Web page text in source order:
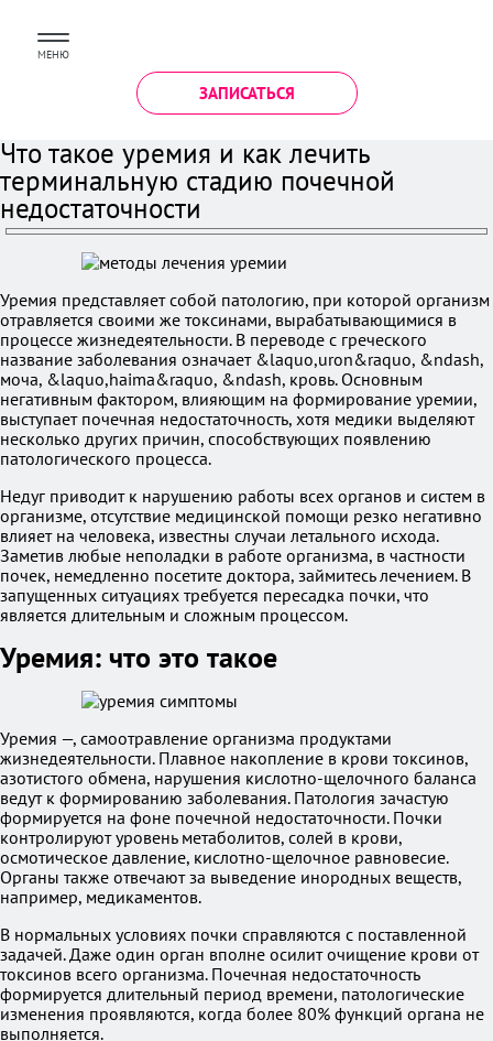
МЕНЮ
ЗАПИСАТЬСЯ
Что такое уремия и как лечить
терминальную стадию почечной
недостаточности
Уремия представляет собой патологию, при которой организм
отравляется своими же токсинами, вырабатывающимися в
процессе жизнедеятельности. В переводе с греческого
название заболевания означает &laquo,uron&raquo, &ndash,
моча, &laquo,haima&raquo, &ndash, кровь. Основным
негативным фактором, влияющим на формирование уремии,
выступает почечная недостаточность, хотя медики выделяют
несколько других причин, способствующих появлению
патологического процесса.
Недуг приводит к нарушению работы всех органов и систем в
организме, отсутствие медицинской помощи резко негативно
влияет на человека, известны случаи летального исхода.
Заметив любые неполадки в работе организма, в частности
почек, немедленно посетите доктора, займитесь лечением. В
запущенных ситуациях требуется пересадка почки, что
является длительным и сложным процессом.
Уремия: что это такое
Уремия —, самоотравление организма продуктами
жизнедеятельности. Плавное накопление в крови токсинов,
азотистого обмена, нарушения кислотно-щелочного баланса
ведут к формированию заболевания. Патология зачастую
формируется на фоне почечной недостаточности. Почки
контролируют уровень метаболитов, солей в крови,
осмотическое давление, кислотно-щелочное равновесие.
Органы также отвечают за выведение инородных веществ,
например, медикаментов.
В нормальных условиях почки справляются с поставленной
задачей. Даже один орган вполне осилит очищение крови от
токсинов всего организма. Почечная недостаточность
формируется длительный период времени, патологические
изменения проявляются, когда более 80% функций органа не
выполняется.